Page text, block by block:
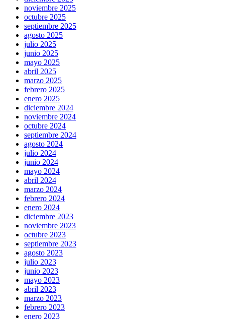
noviembre 2025
octubre 2025
septiembre 2025
agosto 2025
julio 2025
junio 2025
mayo 2025
abril 2025
marzo 2025
febrero 2025
enero 2025
diciembre 2024
noviembre 2024
octubre 2024
septiembre 2024
agosto 2024
julio 2024
junio 2024
mayo 2024
abril 2024
marzo 2024
febrero 2024
enero 2024
diciembre 2023
noviembre 2023
octubre 2023
septiembre 2023
agosto 2023
julio 2023
junio 2023
mayo 2023
abril 2023
marzo 2023
febrero 2023
enero 2023